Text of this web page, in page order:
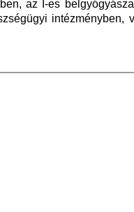
az I-es